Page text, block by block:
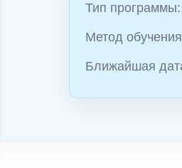
Тип программы:
Метод
Ближайшая